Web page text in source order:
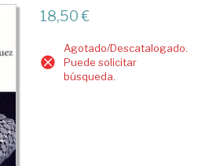
18,50 €
Agotado/Descatalogado.
Puede solicitar
búsqueda.